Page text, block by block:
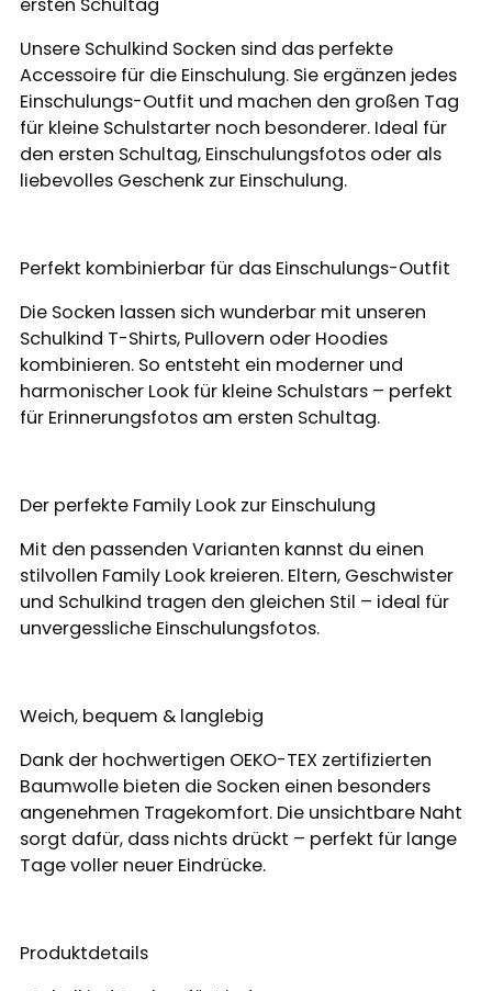
Unsere Schulkind Socken sind das perfekte
Accessoire für die Einschulung. Sie ergänzen jedes
Einschulungs-Outfit und machen den großen Tag
für kleine Schulstarter noch besonderer. Ideal für
den ersten Schultag, Einschulungsfotos oder als
liebevolles Geschenk zur Einschulung.
Perfekt kombinierbar für das Einschulungs-Outfit
Die Socken lassen sich wunderbar mit unseren
Schulkind T-Shirts, Pullovern oder Hoodies
kombinieren. So entsteht ein moderner und
harmonischer Look für kleine Schulstars – perfekt
für Erinnerungsfotos am ersten Schultag.
Der perfekte Family Look zur Einschulung
Mit den passenden Varianten kannst du einen
stilvollen Family Look kreieren. Eltern, Geschwister
und Schulkind tragen den gleichen Stil – ideal für
unvergessliche Einschulungsfotos.
Weich, bequem & langlebig
Dank der hochwertigen OEKO-TEX zertifizierten
Baumwolle bieten die Socken einen besonders
angenehmen Tragekomfort. Die unsichtbare Naht
sorgt dafür, dass nichts drückt – perfekt für lange
Tage voller neuer Eindrücke.
Produktdetails